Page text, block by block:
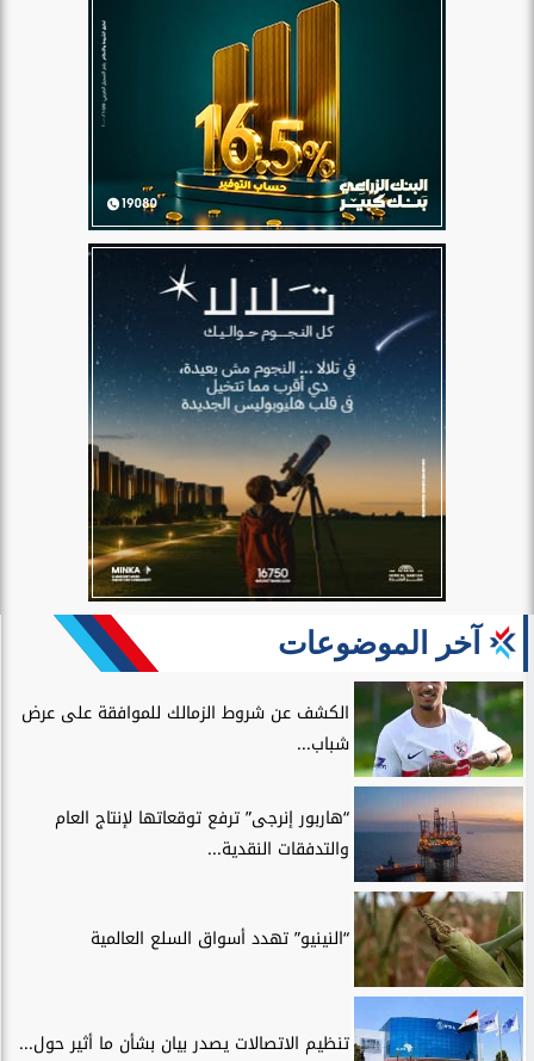
آخر الموضوعات
الكشف عن شروط الزمالك للموافقة على عرض
شباب...
“هاربور إنرجى” ترفع توقعاتها لإنتاج العام
والتدفقات النقدية...
“النينيو” تهدد أسواق السلع العالمية
تنظيم الاتصالات يصدر بيان بشأن ما أثير حول...